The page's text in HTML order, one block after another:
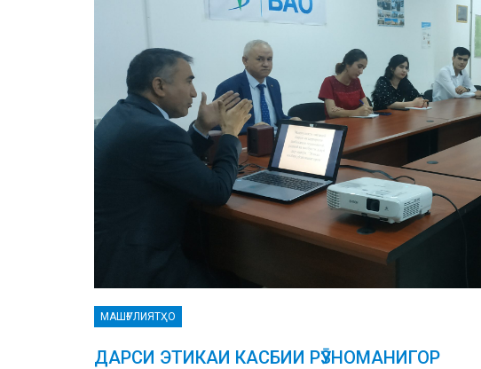
МАШҒУЛИЯТҲО
ДАРСИ ЭТИКАИ КАСБИИ РӮЗНОМАНИГОР